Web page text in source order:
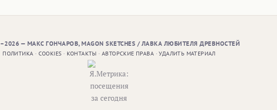
— МАКС ГОНЧАРОВ, MAGON SKETCHES / ЛАВКА ЛЮБИТЕЛЯ ДРЕВНОСТЕЙ
ПОЛИТИКА · COOKIES · КОНТАКТЫ ·АВТОРСКИЕ ПРАВА ·УДАЛИТЬ МАТЕРИАЛ